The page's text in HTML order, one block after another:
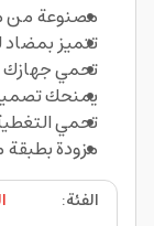
مصنوعة من
تتميز
تحمي جهازك
يمنحك
تحمي
مزودة
الفئة: